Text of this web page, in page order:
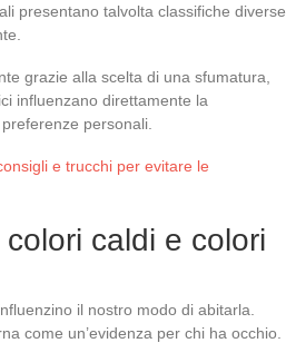
presentano talvolta classifiche diverse
grazie alla scelta di una sfumatura,
influenzano direttamente la
personali.
e trucchi per evitare le
caldi e colori
il nostro modo di abitarla.
come un’evidenza per chi ha occhio.